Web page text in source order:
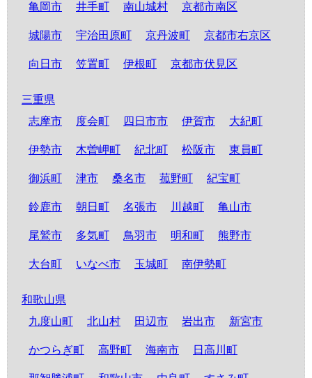
亀岡市 井手町 南山城村 京都市南区
城陽市 宇治田原町 京丹波町 京都市右京区
向日市 笠置町 伊根町 京都市伏見区
三重県
志摩市
度会町 四日市市 伊賀市 大紀町
伊勢市 木曽岬町 紀北町 松阪市 東員町
御浜町 津市 桑名市 菰野町 紀宝町
鈴鹿市 朝日町 名張市 川越町 亀山市
尾鷲市 多気町 鳥羽市 明和町 熊野市
大台町 いなべ市 玉城町 南伊勢町
和歌山県
九度山町
北山村 田辺市 岩出市 新宮市
かつらぎ町 高野町 海南市 日高川町